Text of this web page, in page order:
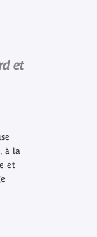
et
à la
et